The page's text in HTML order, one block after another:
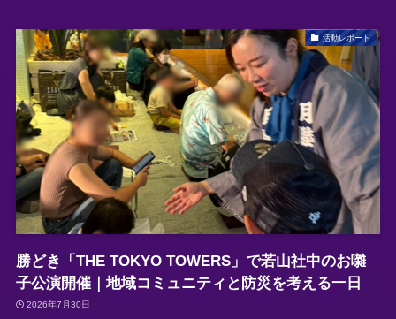
活動レポート
勝どき「THE TOKYO TOWERS」で若山社中のお囃
子公演開催｜地域コミュニティと防災を考える一日
2026年7月30日